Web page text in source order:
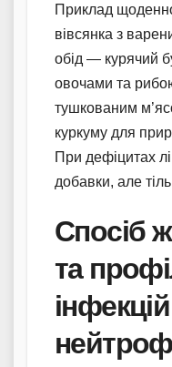
Приклад
вівсянка з
обід — курячий
овочами та
тушкованим
куркуму для
При дефіцитах
добавки, але
Спосіб
та